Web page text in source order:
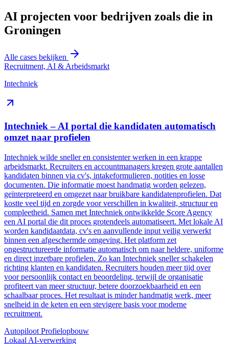
AI projecten voor bedrijven zoals die in
Groningen
Alle cases bekijken
Recruitment, AI & Arbeidsmarkt
Intechniek
Intechniek – AI portal die kandidaten automatisch
omzet naar profielen
Intechniek wilde sneller en consistenter werken in een krappe
arbeidsmarkt. Recruiters en accountmanagers kregen grote aantallen
kandidaten binnen via cv's, intakeformulieren, notities en losse
documenten. Die informatie moest handmatig worden gelezen,
geïnterpreteerd en omgezet naar bruikbare kandidatenprofielen. Dat
kostte veel tijd en zorgde voor verschillen in kwaliteit, structuur en
compleetheid. Samen met Intechniek ontwikkelde Score Agency
een AI portal die dit proces grotendeels automatiseert. Met lokale AI
worden kandidaatdata, cv's en aanvullende input veilig verwerkt
binnen een afgeschermde omgeving. Het platform zet
ongestructureerde informatie automatisch om naar heldere, uniforme
en direct inzetbare profielen. Zo kan Intechniek sneller schakelen
richting klanten en kandidaten. Recruiters houden meer tijd over
voor persoonlijk contact en beoordeling, terwijl de organisatie
profiteert van meer structuur, betere doorzoekbaarheid en een
schaalbaar proces. Het resultaat is minder handmatig werk, meer
snelheid in de keten en een stevigere basis voor moderne
recruitment.
Autopiloot Profielopbouw
Lokaal AI-verwerking